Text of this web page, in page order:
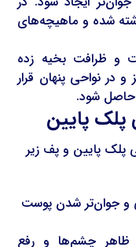
شده و ماهیچه‌های
و ظرافت بخیه زده
در نواحی پنهان قرار
حاصل شود.
پلک پایین
پلک پایین و پف زیر
و جوان‌تر شدن پوست
ظاهر چشم‌ها و رفع